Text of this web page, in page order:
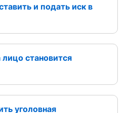
и подать иск в
становится
уголовная